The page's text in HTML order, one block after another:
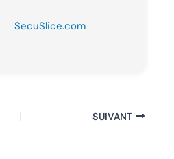
SecuSlice.com
SUIVANT